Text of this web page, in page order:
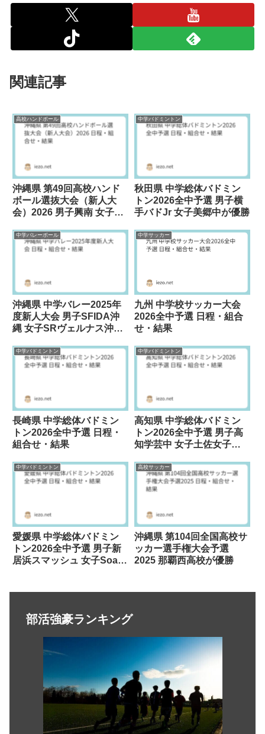
関連記事
高校ハンドボール
沖縄県 第49回高校ハンド
ボール選抜大会（新人大
会）2026 男子興南 女子浦
中学バドミントン
秋田県 中学総体バドミン
トン2026全中予選 男子横
手バドJr 女子美郷中が優勝
中学バレーボール
沖縄県 中学バレー2025年
度新人大会 男子SFIDA沖
縄 女子SRヴェルナス沖縄
中学サッカー
九州 中学校サッカー大会
2026全中予選 日程・組合
せ・結果
中学バドミントン
長崎県 中学総体バドミン
トン2026全中予選 日程・
組合せ・結果
中学バドミントン
高知県 中学総体バドミン
トン2026全中予選 男子高
知学芸中 女子土佐女子中
中学バドミントン
愛媛県 中学総体バドミン
トン2026全中予選 男子新
居浜スマッシュ 女子SoaR
高校サッカー
沖縄県 第104回全国高校サ
ッカー選手権大会予選
2025 那覇西高校が優勝
部活強豪ランキング